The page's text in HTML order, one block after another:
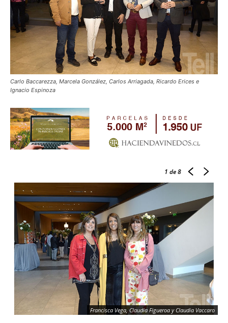
Carlo Baccarezza, Marcela González, Carlos Arriagada, Ricardo Erices e
Ignacio Espinoza
1 de 8
Francisca Vega, Claudia Figueroa y Claudia Vaccaro